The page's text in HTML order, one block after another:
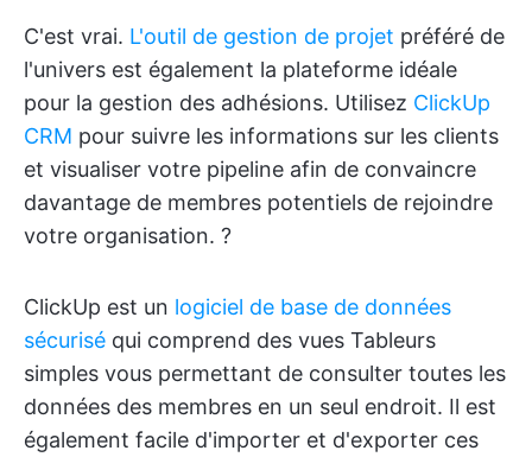
C'est vrai. L'outil de gestion de projet préféré de
l'univers est également la plateforme idéale
pour la gestion des adhésions. Utilisez ClickUp
CRM pour suivre les informations sur les clients
et visualiser votre pipeline afin de convaincre
davantage de membres potentiels de rejoindre
votre organisation. ?
ClickUp est un logiciel de base de données
sécurisé qui comprend des vues Tableurs
simples vous permettant de consulter toutes les
données des membres en un seul endroit. Il est
également facile d'importer et d'exporter ces